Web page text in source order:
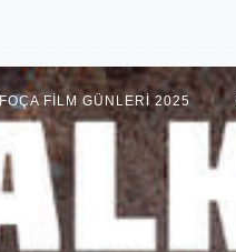
FOÇA FILM GÜNLERI 2025